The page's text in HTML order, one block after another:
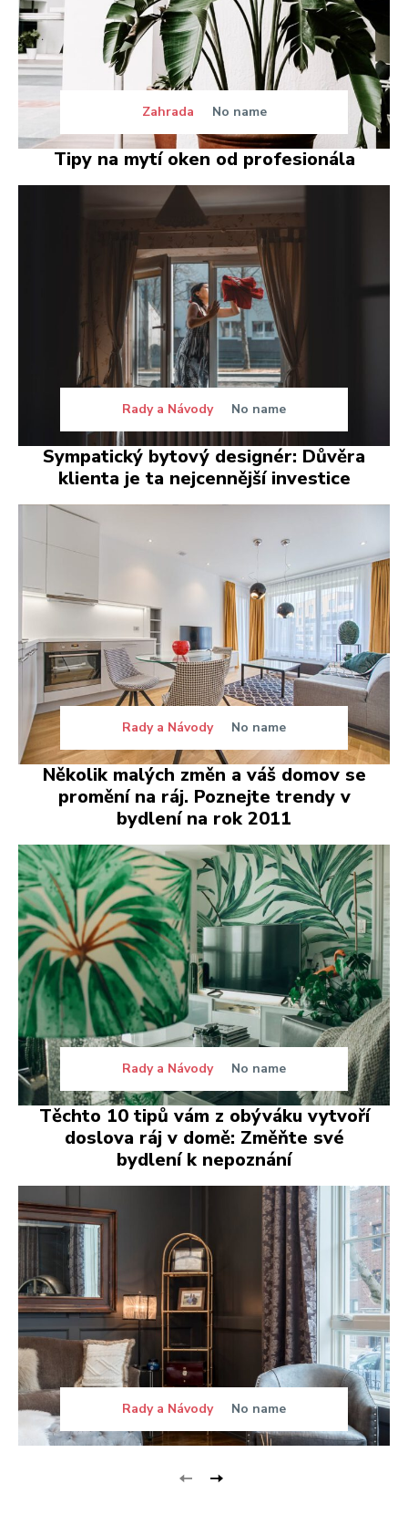
Zahrada No name
Tipy na mytí oken od profesionála
Rady a Návody No name
Sympatický bytový designér: Důvěra
klienta je ta nejcennější investice
Rady a Návody No name
Několik malých změn a váš domov se
promění na ráj. Poznejte trendy v
bydlení na rok 2011
Rady a Návody No name
Těchto 10 tipů vám z obýváku vytvoří
doslova ráj v domě: Změňte své
bydlení k nepoznání
Rady a Návody No name